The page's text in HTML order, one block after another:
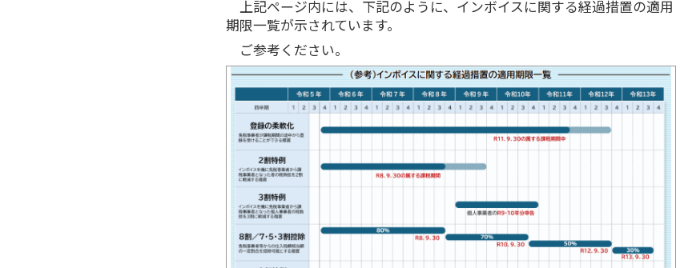
上記ページ内には、下記のように、インボイスに関する経過措置の適用
期限一覧が示されています。
ご参考ください。